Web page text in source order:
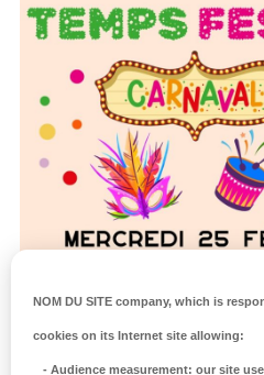
NOM DU SITE company, which is
cookies on its Internet site allowing:
- Audience measurement: our site